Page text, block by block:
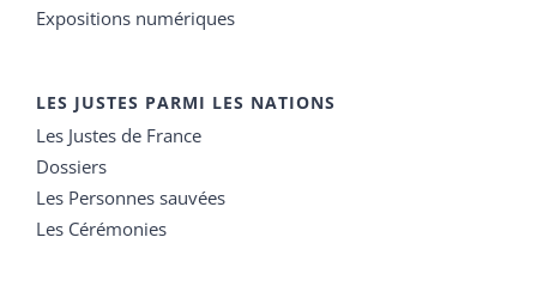
Expositions numériques
LES JUSTES PARMI LES NATIONS
Les Justes de France
Dossiers
Les Personnes sauvées
Les Cérémonies